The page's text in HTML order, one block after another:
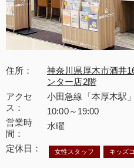
住所
神奈川県厚木市酒井
ンター店2階
アクセ
ス
小田急線「本厚木駅
営業時
間
10:00～19:00
定休日
水曜
女性スタッフ キッズ